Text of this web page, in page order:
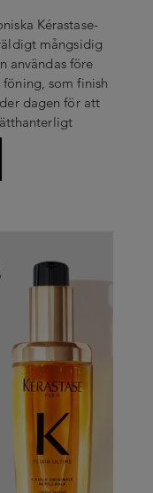
Kérastase-
mångsidig
användas före
som finish
dagen för att